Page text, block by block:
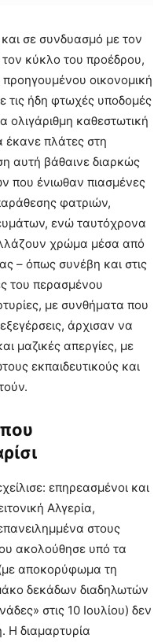
σε συνδυασμό με τον
κύκλο του προέδρου,
οικονομική
τις ήδη φτωχές υποδομές
ολιγάριθμη καθεστωτική
έκανε πλάτες στη
αυτή βάθαινε διαρκώς
που ένιωθαν πιασμένες
φατριών,
ενώ ταυτόχρονα
χρώμα μέσα από
– όπως συνέβη και στις
του περασμένου
με συνθήματα που
άρχισαν να
μαζικές απεργίες, με
εκπαιδευτικούς και
επηρεασμένοι και
Αλγερία,
στους
ακολούθησε υπό τα
αποκορύφωμα τη
δεκάδων διαδηλωτών
στις 10 Ιουλίου) δεν
Η διαμαρτυρία